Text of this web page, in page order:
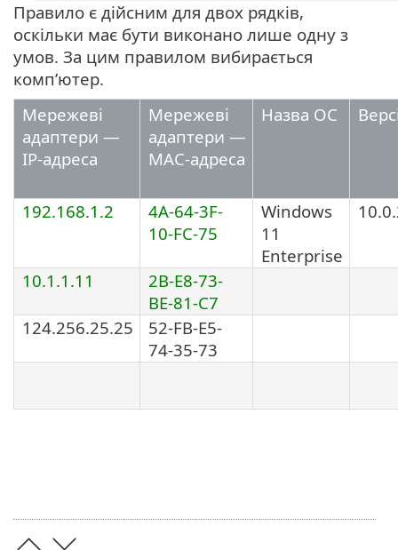
Правило є дійсним для двох рядків,
оскільки має бути виконано лише одну з
умов. За цим правилом вибирається
комп’ютер.
Мережеві
адаптери —
IP-адреса
Мережеві
адаптери —
MAC-адреса
Назва ОС
192.168.1.2
4A-64-3F-
10-FC-75
Windows
11
Enterprise
10.1.1.11
2B-E8-73-
BE-81-C7
124.256.25.25
52-FB-E5-
74-35-73